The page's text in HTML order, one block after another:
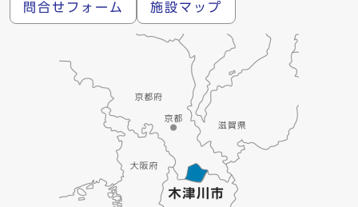
問合せフォーム 施設マップ